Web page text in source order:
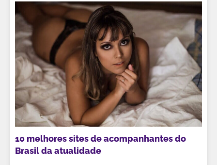
10 melhores sites de acompanhantes do
Brasil da atualidade